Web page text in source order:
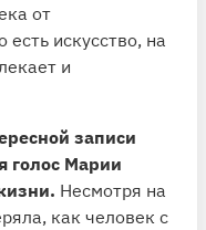
от
искусство, на
и
записи
голос Марии
Несмотря на
как человек с